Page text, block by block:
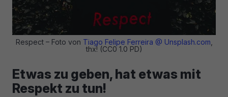
Respect – Foto von Tiago Felipe Ferreira @ Unsplash.com
thx! (CC0 1.0 PD)
Etwas zu geben, hat etwas mit
Respekt zu tun!